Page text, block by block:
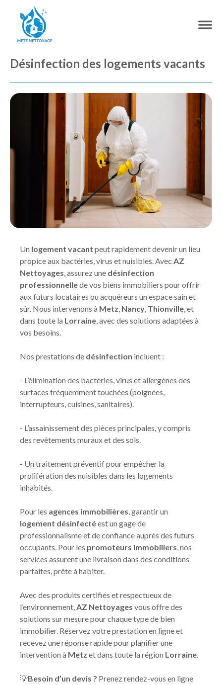
Désinfection des logements vacants
Un logement vacant peut rapidement devenir un lieu
propice aux bactéries, virus et nuisibles. Avec AZ
Nettoyages, assurez une désinfection
professionnellede vos biens immobiliers pour offrir
aux futurs locataires ou acquéreurs un espace sain et
sûr. Nous intervenons à Metz, Nancy, Thionville, et
dans toute la Lorraine, avec des solutions adaptées à
vos besoins.
Nos prestations de désinfection incluent :
- L’élimination des bactéries, virus et allergènes des
surfaces fréquemment touchées (poignées,
interrupteurs, cuisines, sanitaires).
- L’assainissement des pièces principales, y compris
des revêtements muraux et des sols.
- Un traitement préventif pour empêcher la
prolifération des nuisibles dans les logements
inhabités.
Pour les agences immobilières, garantir un
logement désinfectéest un gage de
professionnalisme et de confiance auprès des futurs
occupants. Pour les promoteurs immobiliers, nos
services assurent une livraison dans des conditions
parfaites, prête à habiter.
Avec des produits certifiés et respectueux de
l’environnement,AZ Nettoyages vous offre des
solutions sur mesure pour chaque type de bien
immobilier. Réservez votre prestation en ligne et
recevez une réponse rapide pour planifier une
intervention à Metz et dans toute la région Lorraine.
💡Besoin d’un devis ? Prenez rendez-vous en ligne